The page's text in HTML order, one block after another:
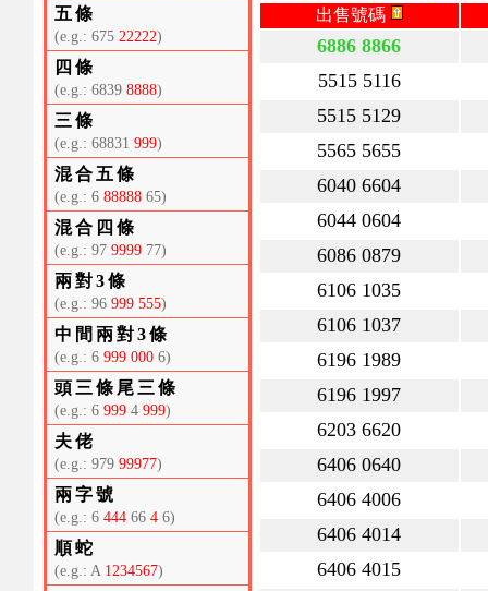
五條
(e.g.: 675 22222)
四條
(e.g.: 6839 8888)
三條
(e.g.: 68831 999)
混合五條
(e.g.: 6 88888 65)
混合四條
(e.g.: 97 9999 77)
兩對3條
(e.g.: 96 999 555)
中間兩對3條
(e.g.: 6 999 000 6)
頭三條尾三條
(e.g.: 6 999 4 999)
夫佬
(e.g.: 979 99977)
兩字號
(e.g.: 6 444 66 4 6)
順蛇
(e.g.: A 1234567)
出售號碼
6886 8866
5515 5116
5515 5129
5565 5655
6040 6604
6044 0604
6086 0879
6106 1035
6106 1037
6196 1989
6196 1997
6203 6620
6406 0640
6406 4006
6406 4014
6406 4015